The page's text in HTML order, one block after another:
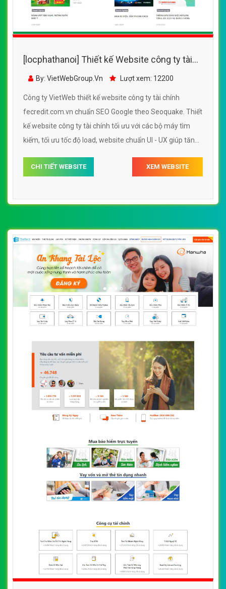
[locphathanoi] Thiết kế Website công ty tài
chính - fecredit.com.vn - VietWebGroup.Vn
By: VietWebGroup.Vn Lượt xem: 12200
Công ty VietWeb thiết kế website công ty tài chính
fecredit.com.vn chuẩn SEO Google theo Seoquake. Thiết
kế website công ty tài chính tối ưu với các bộ máy tìm
kiếm, tối ưu tốc độ load, website chuẩn UI - UX giúp tăng
fecredit.com.vn
CHI TIẾT WEBSITE XEM WEBSITE